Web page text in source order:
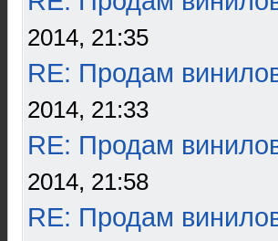
2014, 21:35
RE: Продам
2014, 21:33
RE: Продам
2014, 21:58
RE: Продам